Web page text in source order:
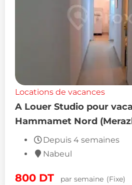
Locations de vacances
A Louer Studio pour
Hammamet Nord
Depuis 4 semaines
Nabeul
800 DT par semaine (Fixe)